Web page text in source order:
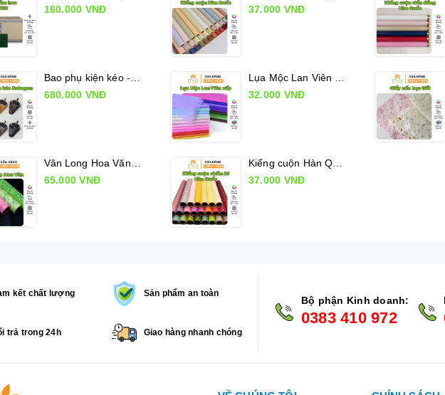
160.000 VNĐ
37.000 VNĐ
680.000 VNĐ
32.000 VNĐ
65.000 VNĐ
37.000 VNĐ
kết chất lượng Sản phẩm an toàn
trả trong 24h Giao hàng nhanh chóng
Bộ phận Kinh doanh:
0383 410 972